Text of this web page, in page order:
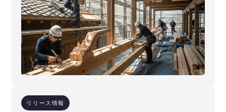
リリース情報